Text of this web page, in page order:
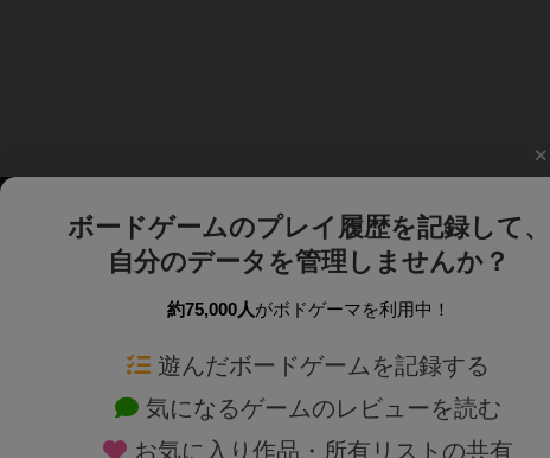
ボードゲームのプレイ履歴を記録して、
自分のデータを管理しませんか？
約75,000人がボドゲーマを利用中！
遊んだボードゲームを記録する
気になるゲームのレビューを読む
お気に入り作品・所有リストの共有
ボードゲームを検索する 新作・再入荷情報